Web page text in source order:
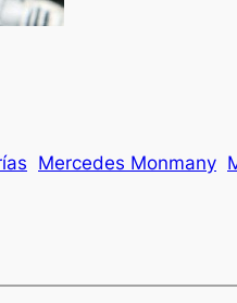
Mercedes Monmany